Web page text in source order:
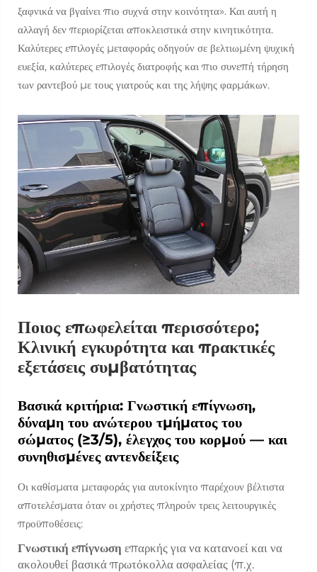
ξαφνικά να βγαίνει πιο συχνά στην κοινότητα». Και αυτή η
αλλαγή δεν περιορίζεται αποκλειστικά στην κινητικότητα.
Καλύτερες επιλογές μεταφοράς οδηγούν σε βελτιωμένη ψυχική
ευεξία, καλύτερες επιλογές διατροφής και πιο συνεπή τήρηση
των ραντεβού με τους γιατρούς και της λήψης φαρμάκων.
Ποιος επωφελείται περισσότερο;
Κλινική εγκυρότητα και πρακτικές
εξετάσεις συμβατότητας
Βασικά κριτήρια: Γνωστική επίγνωση,
δύναμη του ανώτερου τμήματος του
σώματος (≥3/5), έλεγχος του κορμού — και
συνηθισμένες αντενδείξεις
Οι καθίσματα μεταφοράς για αυτοκίνητο παρέχουν βέλτιστα
αποτελέσματα όταν οι χρήστες πληρούν τρεις λειτουργικές
προϋποθέσεις:
Γνωστική επίγνωση επαρκής για να κατανοεί και να
ακολουθεί βασικά πρωτόκολλα ασφαλείας (π.χ.